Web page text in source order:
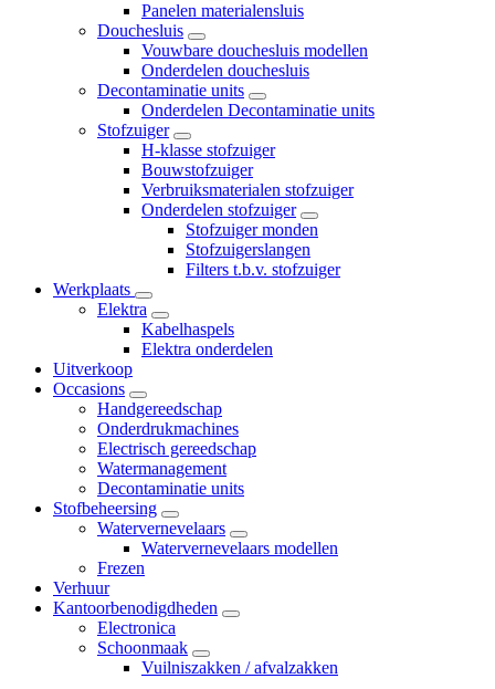
Panelen materialensluis
Douchesluis
Vouwbare douchesluis modellen
Onderdelen douchesluis
Decontaminatie units
Onderdelen Decontaminatie units
Stofzuiger
H-klasse stofzuiger
Bouwstofzuiger
Verbruiksmaterialen stofzuiger
Onderdelen stofzuiger
Stofzuiger monden
Stofzuigerslangen
Filters t.b.v. stofzuiger
Werkplaats
Elektra
Kabelhaspels
Elektra onderdelen
Uitverkoop
Occasions
Handgereedschap
Onderdrukmachines
Electrisch gereedschap
Watermanagement
Decontaminatie units
Stofbeheersing
Watervernevelaars
Watervernevelaars modellen
Frezen
Verhuur
Kantoorbenodigdheden
Electronica
Schoonmaak
Vuilniszakken / afvalzakken